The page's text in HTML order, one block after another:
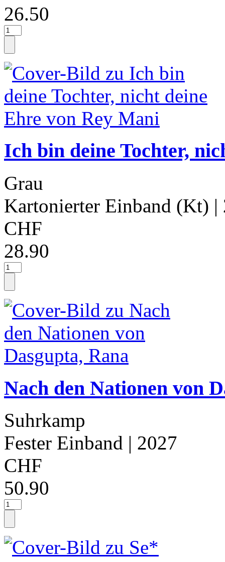
26.50
Ich bin deine Tochter,
Grau
Kartonierter Einband (Kt) |
CHF
28.90
Nach den Nationen von
Suhrkamp
Fester Einband | 2027
CHF
50.90